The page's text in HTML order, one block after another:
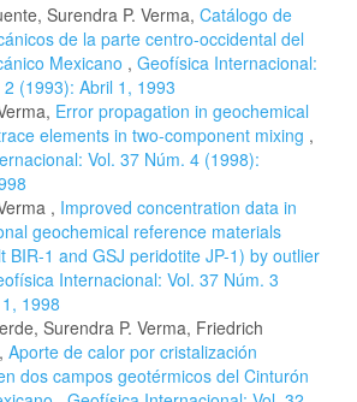
Surendra P. Verma, Catálogo de
de la parte centro-occidental del
Mexicano , Geofísica Internacional:
(1993): Abril 1, 1993
Error propagation in geochemical
elements in two-component mixing ,
Vol. 37 Núm. 4 (1998):
, Improved concentration data in
geochemical reference materials
BIR-1 and GSJ peridotite JP-1) by outlier
Internacional: Vol. 37 Núm. 3
1998
Surendra P. Verma, Friedrich
Aporte de calor por cristalización
dos campos geotérmicos del Cinturón